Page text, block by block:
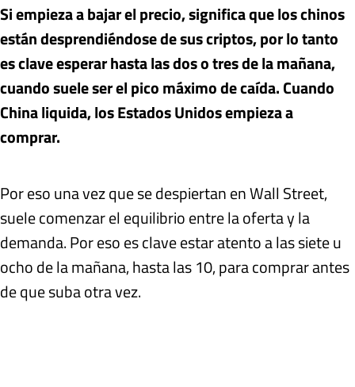
Si empieza a bajar el precio, significa que los chinos
están desprendiéndose de sus criptos, por lo tanto
es clave esperar hasta las dos o tres de la mañana,
cuando suele ser el pico máximo de caída. Cuando
China liquida, los Estados Unidos empieza a
comprar.
Por eso una vez que se despiertan en Wall Street,
suele comenzar el equilibrio entre la oferta y la
demanda. Por eso es clave estar atento a las siete u
ocho de la mañana, hasta las 10, para comprar antes
de que suba otra vez.